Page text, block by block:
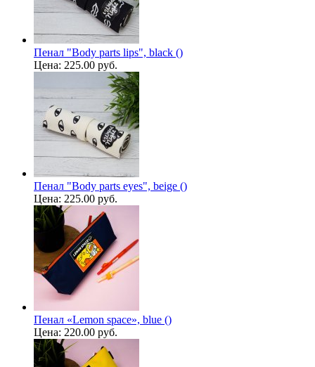
Пенал "Body parts lips", black ()
Цена: 225.00 руб.
Пенал "Body parts eyes", beige ()
Цена: 225.00 руб.
Пенал «Lemon space», blue ()
Цена: 220.00 руб.